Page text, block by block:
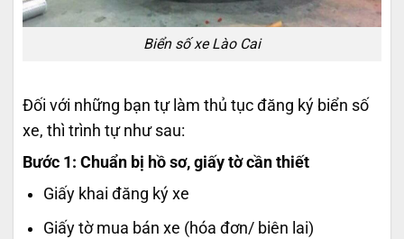
Biển số xe Lào Cai
Đối với những bạn tự làm thủ tục đăng ký biển số
xe, thì trình tự như sau:
Bước 1: Chuẩn bị hồ sơ, giấy tờ cần thiết
Giấy khai đăng ký xe
Giấy tờ mua bán xe (hóa đơn/ biên lai)